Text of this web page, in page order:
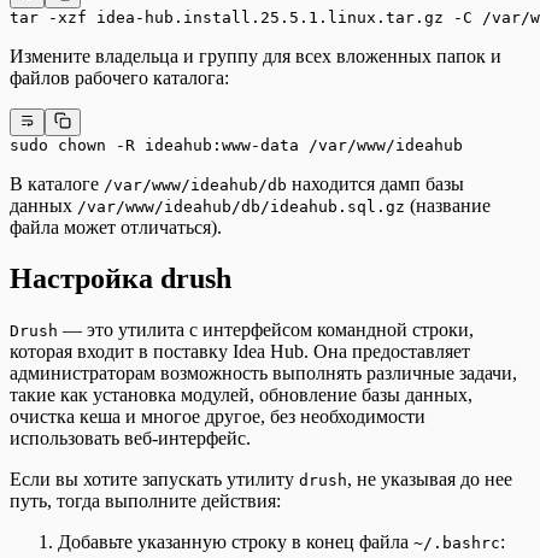
tar -xzf idea-hub.install.25.5.1.linux.tar.gz -C /var/
Измените владельца и группу для всех вложенных папок и
файлов рабочего каталога:
sudo chown -R ideahub:www-data /var/www/ideahub
В каталоге /var/www/ideahub/db находится дамп базы
данных /var/www/ideahub/db/ideahub.sql.gz (название
файла может отличаться).
Настройка drush
Drush — это утилита с интерфейсом командной строки,
которая входит в поставку Idea Hub. Она предоставляет
администраторам возможность выполнять различные задачи,
такие как установка модулей, обновление базы данных,
очистка кеша и многое другое, без необходимости
использовать веб-интерфейс.
Если вы хотите запускать утилиту drush, не указывая до нее
путь, тогда выполните действия:
Добавьте указанную строку в конец файла ~/.bashrc: